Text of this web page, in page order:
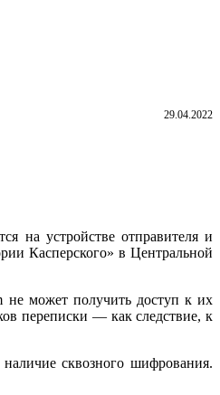
29.04.2022
на устройстве отправителя и
Касперского» в Центральной
не может получить доступ к их
переписки — как следствие, к
сквозного шифрования.